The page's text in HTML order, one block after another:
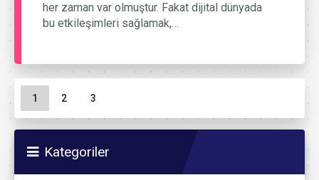
her zaman var olmuştur. Fakat dijital dünyada
bu etkileşimleri sağlamak,…
Sayfa gezinme
Geçerli Sayfa
1 Sayfa
2 Sayfa
3
Kategoriler